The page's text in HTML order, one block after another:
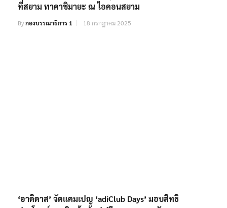
ที่สยาม ทาคาชิมายะ ณ ไอคอนสยาม
Byกองบรรณาธิการ 1 18 กรกฎาคม 2025
‘อาดิดาส’ จัดแคมเปญ ‘adiClub Days’ มอบสิทธิ